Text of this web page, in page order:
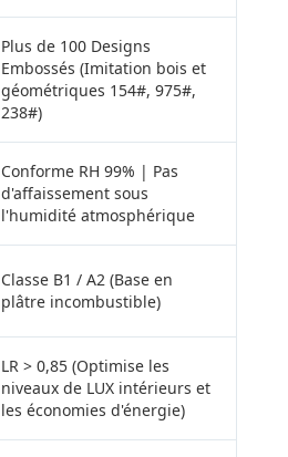
Plus de 100 Designs
Embossés (Imitation bois et
géométriques 154#, 975#,
238#)
Conforme RH 99% | Pas
d'affaissement sous
l'humidité atmosphérique
Classe B1 / A2 (Base en
plâtre incombustible)
LR > 0,85 (Optimise les
niveaux de LUX intérieurs et
les économies d'énergie)